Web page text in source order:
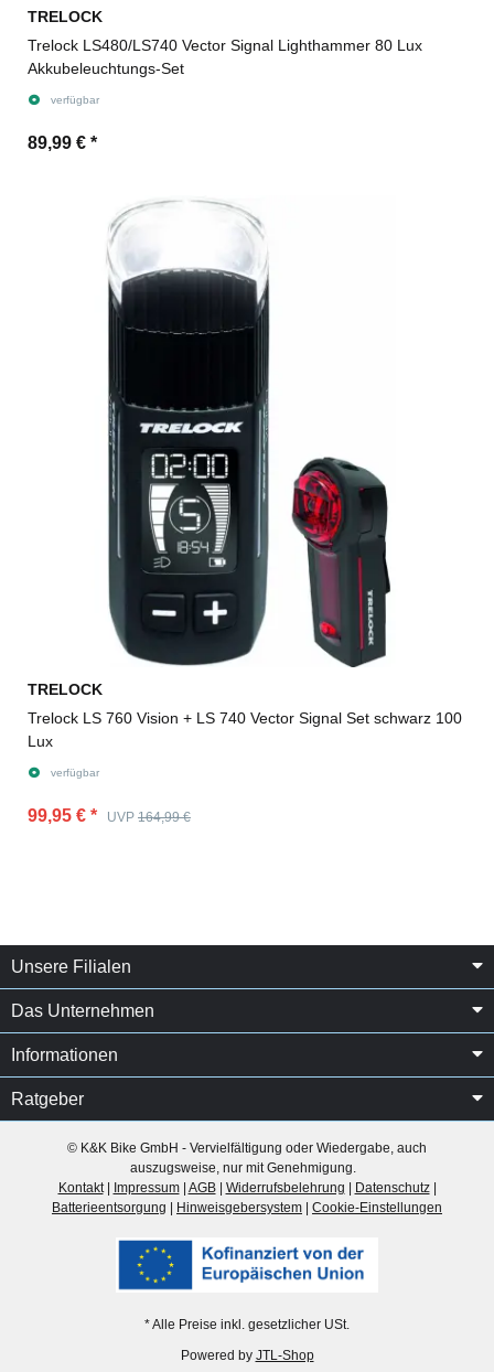
TRELOCK
Trelock LS480/LS740 Vector Signal Lighthammer 80 Lux
Akkubeleuchtungs-Set
verfügbar
89,99 € *
TRELOCK
Trelock LS 760 Vision + LS 740 Vector Signal Set schwarz 100
Lux
verfügbar
99,95 € * UVP 164,99 €
Unsere Filialen
Das Unternehmen
Informationen
Ratgeber
© K&K Bike GmbH - Vervielfältigung oder Wiedergabe, auch
auszugsweise, nur mit Genehmigung.
Kontakt| Impressum| AGB| Widerrufsbelehrung | Datenschutz|
Batterieentsorgung | Hinweisgebersystem | Cookie-Einstellungen
* Alle Preise inkl. gesetzlicher USt.
Powered by JTL-Shop